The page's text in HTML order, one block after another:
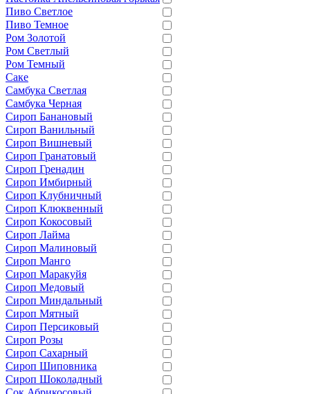
Пиво Светлое
Пиво Темное
Ром Золотой
Ром Светлый
Ром Темный
Саке
Самбука Светлая
Самбука Черная
Сироп Банановый
Сироп Ванильный
Сироп Вишневый
Сироп Гранатовый
Сироп Гренадин
Сироп Имбирный
Сироп Клубничный
Сироп Клюквенный
Сироп Кокосовый
Сироп Лайма
Сироп Малиновый
Сироп Манго
Сироп Маракуйя
Сироп Медовый
Сироп Миндальный
Сироп Мятный
Сироп Персиковый
Сироп Розы
Сироп Сахарный
Сироп Шиповника
Сироп Шоколадный